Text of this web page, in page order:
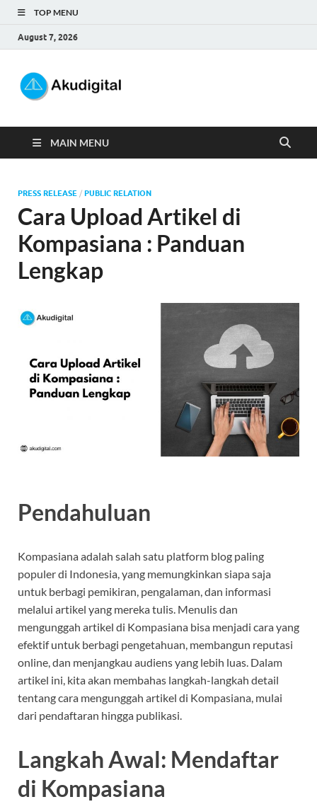
TOP MENU
August 7, 2026
MAIN MENU
PRESS RELEASE / PUBLIC RELATION
Cara Upload Artikel di
Kompasiana : Panduan
Lengkap
Pendahuluan
Kompasiana adalah salah satu platform blog paling
populer di Indonesia, yang memungkinkan siapa saja
untuk berbagi pemikiran, pengalaman, dan informasi
melalui artikel yang mereka tulis. Menulis dan
mengunggah artikel di Kompasiana bisa menjadi cara yang
efektif untuk berbagi pengetahuan, membangun reputasi
online, dan menjangkau audiens yang lebih luas. Dalam
artikel ini, kita akan membahas langkah-langkah detail
tentang cara mengunggah artikel di Kompasiana, mulai
dari pendaftaran hingga publikasi.
Langkah Awal: Mendaftar
di Kompasiana